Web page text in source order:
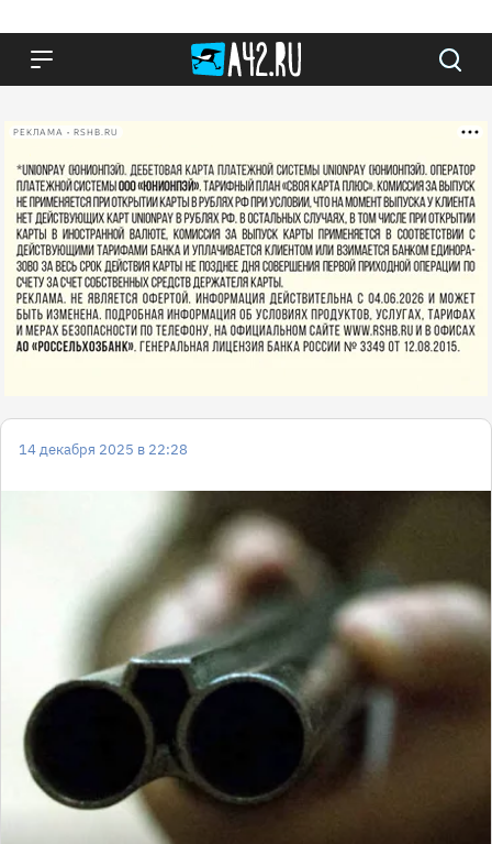
РЕКЛАМА • RSHB.RU
14 декабря 2025 в 22:28